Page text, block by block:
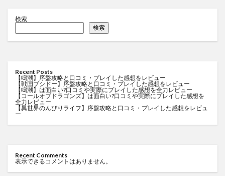
検索
検索
Recent Posts
【鳴潮】序盤攻略と口コミ・プレイした感想をレビュー
【戦国ブシドー】序盤攻略と口コミ・プレイした感想をレビュー
【鳴潮】は面白い?口コミや実際にプレイした感想を全力レビュー
【コールオブドラゴンズ】は面白い?口コミや実際にプレイした感想を
全力レビュー
【異世界のんびりライフ】序盤攻略と口コミ・プレイした感想をレビュ
ー
Recent Comments
表示できるコメントはありません。